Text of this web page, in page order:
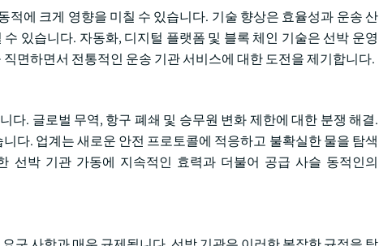
적에 크게 영향을 미칠 수 있습니다. 기술 향상은 효율성과 운송 산
있습니다. 자동화, 디지털 플랫폼 및 블록 체인 기술은 선박 운영
면하면서 전통적인 운송 기관 서비스에 대한 도전을 제기합니다.
다. 글로벌 무역, 항구 폐쇄 및 승무원 변화 제한에 대한 분쟁 해결.
다. 업계는 새로운 안전 프로토콜에 적응하고 불확실한 물을 탐색
선박 기관 가동에 지속적인 효력과 더불어 공급 사슬 동적인의